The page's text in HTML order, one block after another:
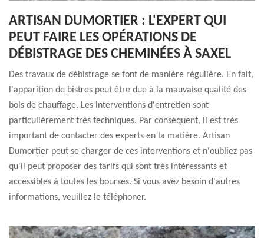
ARTISAN DUMORTIER : L'EXPERT QUI
PEUT FAIRE LES OPÉRATIONS DE
DÉBISTRAGE DES CHEMINÉES À SAXEL
Des travaux de débistrage se font de manière régulière. En fait,
l'apparition de bistres peut être due à la mauvaise qualité des
bois de chauffage. Les interventions d'entretien sont
particulièrement très techniques. Par conséquent, il est très
important de contacter des experts en la matière. Artisan
Dumortier peut se charger de ces interventions et n'oubliez pas
qu'il peut proposer des tarifs qui sont très intéressants et
accessibles à toutes les bourses. Si vous avez besoin d'autres
informations, veuillez le téléphoner.